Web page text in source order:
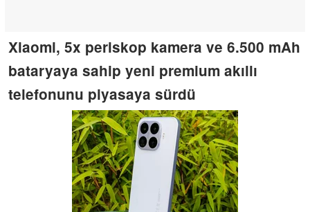
Xiaomi, 5x periskop kamera ve 6.500 mAh
bataryaya sahip yeni premium akıllı
telefonunu piyasaya sürdü